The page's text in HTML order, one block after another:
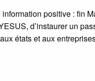
positive : fin
d’instaurer un
états et aux